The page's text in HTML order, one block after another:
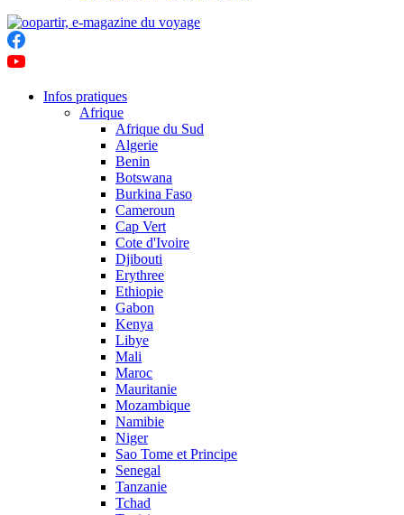
Infos pratiques
Afrique
Afrique du Sud
Algerie
Benin
Botswana
Burkina Faso
Cameroun
Cap Vert
Cote d'Ivoire
Djibouti
Erythree
Ethiopie
Gabon
Kenya
Libye
Mali
Maroc
Mauritanie
Mozambique
Namibie
Niger
Sao Tome et Principe
Senegal
Tanzanie
Tchad